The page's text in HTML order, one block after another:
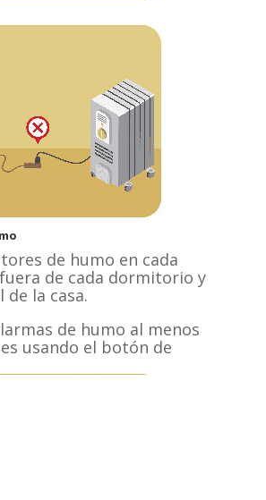
de humo en cada
de cada dormitorio y
de la casa.
de humo al menos
usando el botón de